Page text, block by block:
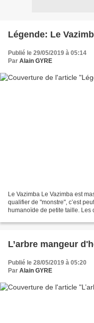
Légende: Le
Publié le 29/05/2019 à 05:14
Par Alain GYRE
Le Vazimba Le Vazimba est
qualifier de "monstre", c’est
humanoïde de petite taille.
L’arbre mangeur
Publié le 28/05/2019 à 05:20
Par Alain GYRE